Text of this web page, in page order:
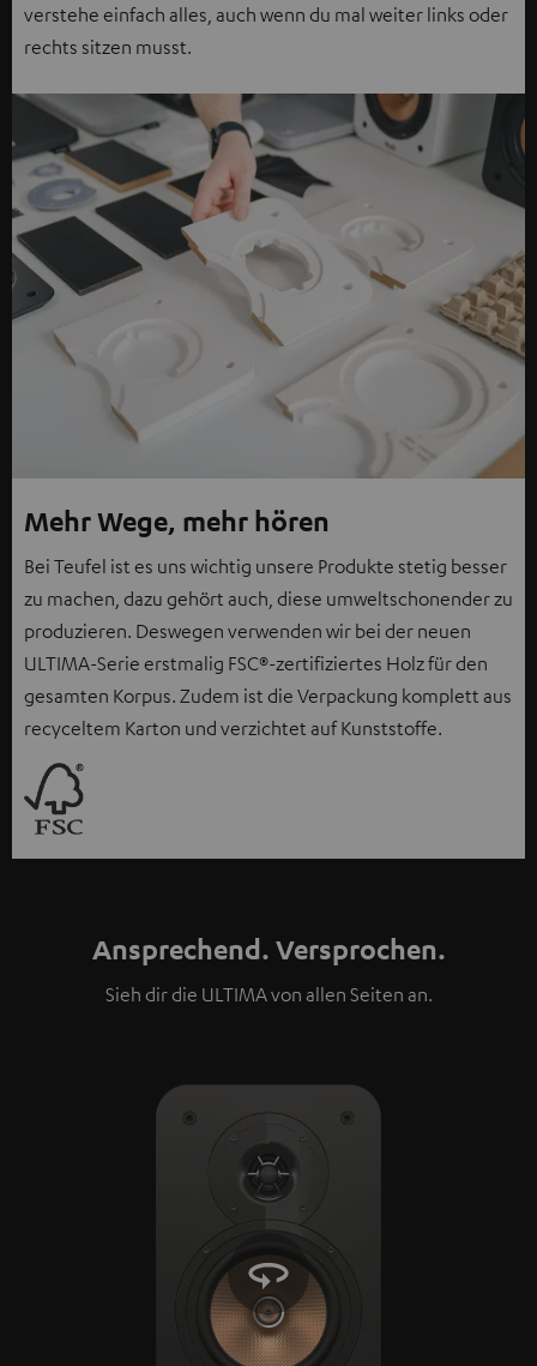
verstehe einfach alles, auch wenn du mal weiter links oder
rechts sitzen musst.
Mehr Wege, mehr hören
Bei Teufel ist es uns wichtig unsere Produkte stetig besser
zu machen, dazu gehört auch, diese umweltschonender zu
produzieren. Deswegen verwenden wir bei der neuen
ULTIMA-Serie erstmalig FSC®-zertifiziertes Holz für den
gesamten Korpus. Zudem ist die Verpackung komplett aus
recyceltem Karton und verzichtet auf Kunststoffe.
Ansprechend. Versprochen.
Sieh dir die ULTIMA von allen Seiten an.